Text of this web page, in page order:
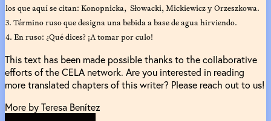
los que aquí se citan: Konopnicka, Słowacki, Mickiewicz y Orzeszkowa.
3. Término ruso que designa una bebida a base de agua hirviendo.
4. En ruso: ¿Qué dices? ¡A tomar por culo!
This text has been made possible thanks to the collaborative
efforts of the CELA network. Are you interested in reading
more translated chapters of this writer? Please reach out to us!
More by Teresa Benítez